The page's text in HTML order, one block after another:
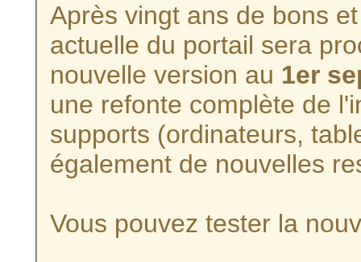
Après vingt ans de bons
actuelle du portail sera
nouvelle version au 1er
une refonte complète de
supports (ordinateurs,
également de nouvelles
Vous pouvez tester la